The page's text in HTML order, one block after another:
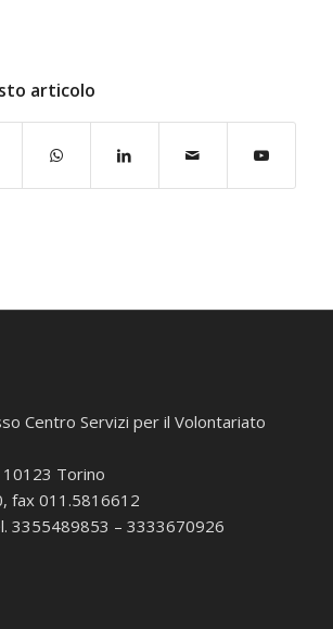
articolo
Centro Servizi per il Volontariato
Torino
fax 011.5816612
3355489853 – 3333670926